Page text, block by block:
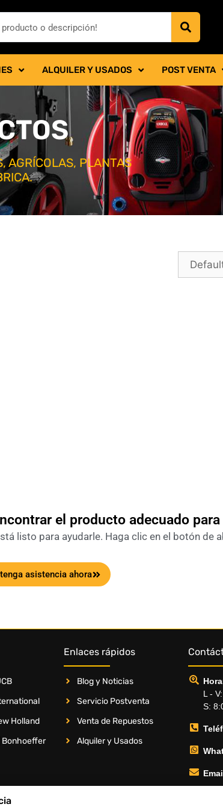
ALQUILER Y USADOS POST VENTA
AGRÍCOLAS, PLANTAS
el producto adecuado
listo para ayudarle. Haga clic en el botón de
asistencia ahora
Holland
Bonhoeffer
Enlaces rápidos
Blog y Noticias
Servicio Postventa
Venta de Repuestos
Alquiler y Usados
L -
S: